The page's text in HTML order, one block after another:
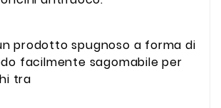
prodotto spugnoso a forma di
facilmente sagomabile per
tra